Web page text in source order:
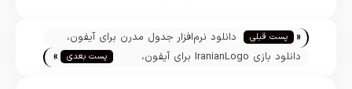
تیم تحریریه « پست قبلی
دانلود نرم‌افزار جدول مدرن برای آيفون،
آیپاد و آيپددانلود بازی IranianLogo برای آيفون،
پست بعدی »